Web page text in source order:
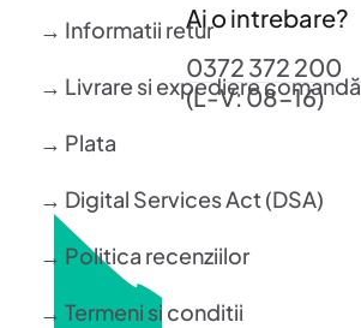
Ai o intrebare?
0372 372 200
(L-V: 08-16)
→ Informatii retur
→ Livrare si expediere comandă
→ Plata
→ Digital Services Act (DSA)
→ Politica recenziilor
→ Termeni si conditii